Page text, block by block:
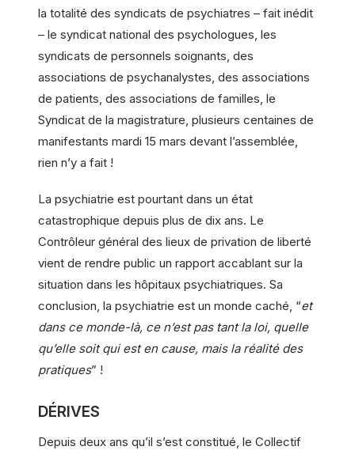
la totalité des syndicats de psychiatres – fait inédit
– le syndicat national des psychologues, les
syndicats de personnels soignants, des
associations de psychanalystes, des associations
de patients, des associations de familles, le
Syndicat de la magistrature, plusieurs centaines de
manifestants mardi 15 mars devant l’assemblée,
rien n’y a fait !
La psychiatrie est pourtant dans un état
catastrophique depuis plus de dix ans. Le
Contrôleur général des lieux de privation de liberté
vient de rendre public un rapport accablant sur la
situation dans les hôpitaux psychiatriques. Sa
conclusion, la psychiatrie est un monde caché, “et
dans ce monde-là, ce n’est pas tant la loi, quelle
qu’elle soit qui est en cause, mais la réalité des
pratiques” !
DÉRIVES
Depuis deux ans qu’il s’est constitué, le Collectif